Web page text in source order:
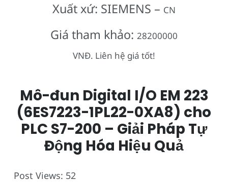
Xuất xứ: SIEMENS – CN
Giá tham khảo: 28200000
VNĐ. Liên hệ giá tốt!
Mô-đun Digital I/O EM 223
(6ES7223-1PL22-0XA8) cho
PLC S7-200 – Giải Pháp Tự
Động Hóa Hiệu Quả
Post Views: 52